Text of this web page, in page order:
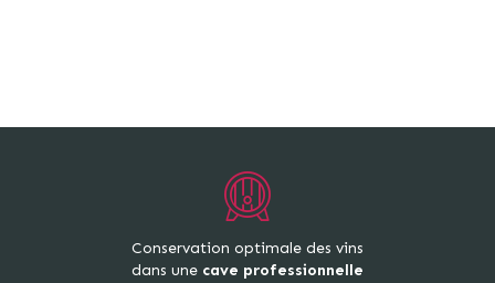
Conservation optimale des vins
dans une cave professionnelle